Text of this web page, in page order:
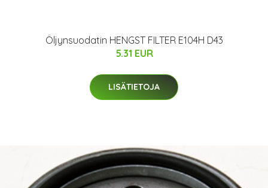
Öljynsuodatin HENGST FILTER E104H D43
5.31 EUR
LISÄTIETOJA